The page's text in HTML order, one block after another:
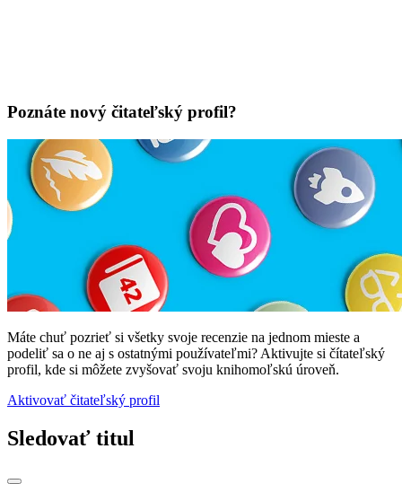
Poznáte nový čitateľský profil?
Máte chuť pozrieť si všetky svoje recenzie na jednom mieste a
podeliť sa o ne aj s ostatnými používateľmi? Aktivujte si čítateľský
profil, kde si môžete zvyšovať svoju knihomoľskú úroveň.
Aktivovať čitateľský profil
Sledovať titul